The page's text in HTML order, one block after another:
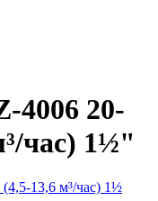
4006 20-
час) 1½"